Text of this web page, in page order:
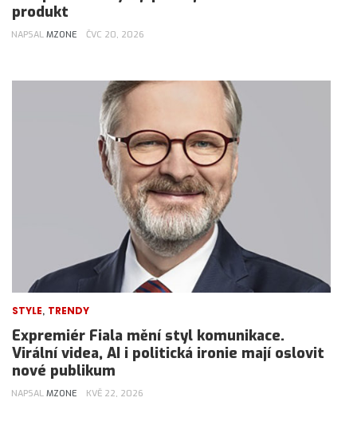
produkt
NAPSAL MZONE ČVC 20, 2026
STYLE, TRENDY
Expremiér Fiala mění styl komunikace.
Virální videa, AI i politická ironie mají oslovit
nové publikum
NAPSAL MZONE KVĚ 22, 2026